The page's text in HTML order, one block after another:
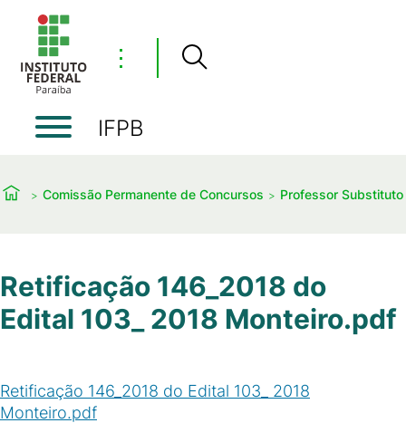
⋮
IFPB
Comissão Permanente de Concursos Professor Substituto
Retificação 146_2018 do
Edital 103_ 2018 Monteiro.pdf
Retificação 146_2018 do Edital 103_ 2018
Monteiro.pdf